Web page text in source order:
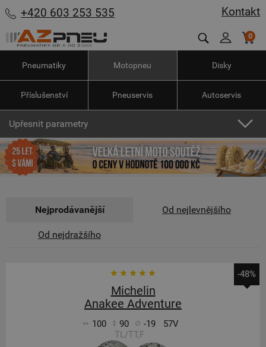
Kontakt
+420 603 253 535
0
Pneumatiky Motopneu Disky
Příslušenství Pneuservis Autoservis
Upřesnit parametry
Nejprodávanější Od nejlevnějšího
Od nejdražšího
-48%
Michelin
Anakee Adventure
100 90 -19
57V
TL/TT,F